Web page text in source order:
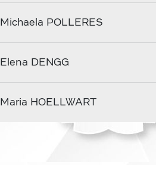
Michaela POLLERES
Elena DENGG
Maria HOELLWART